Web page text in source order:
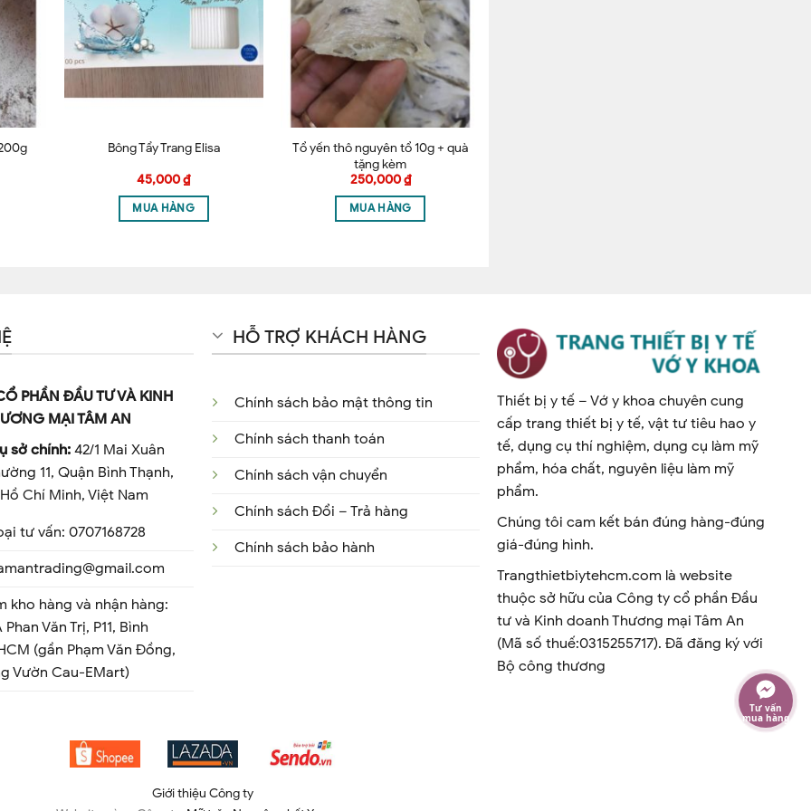
XUẤT
#trietlonggiare #trietlong #waxSHINY #waxlong
#waxnach #waxlông #waxlạnh #motran #mỡtrănyopeco
cho lần bình luận kế tiếp của tôi.
Bông Tẩy Trang Elisa
45,000₫
MUA HÀNG
Tổ yến thô nguyên tổ 10g + quà
tặng kèm
250,000₫
MUA HÀNG
PHẦN ĐẦU TƯ VÀ KINH
MẠI TÂM AN
sở chính: 42/1 Mai Xuân
11, Quận Bình Thạnh,
Chí Minh, Việt Nam
tư vấn: 0707168728
kho hàng và nhận hàng:
Văn Trị, P11, Bình
(gần Phạm Văn Đồng,
Vườn Cau-EMart)
HỖ TRỢ KHÁCH HÀNG
Chính sách bảo mật thông tin
Chính sách thanh toán
Chính sách vận chuyển
Chính sách Đổi – Trả hàng
Chính sách bảo hành
Thiết bị y tế – Vớ y khoa chuyên cung
cấp trang thiết bị y tế, vật tư tiêu hao y
tế, dụng cụ thí nghiệm, dụng cụ làm mỹ
phẩm, hóa chất, nguyên liệu làm mỹ
phẩm.
Chúng tôi cam kết bán đúng hàng-đúng
giá-đúng hình.
Trangthietbiytehcm.com là website
thuộc sở hữu của Công ty cổ phần Đầu
tư và Kinh doanh Thương mại Tâm An
(Mã số thuế:0315255717). Đã đăng ký với
Bộ công thương
Giới thiệu Công ty
Tư vấn
mua hàng